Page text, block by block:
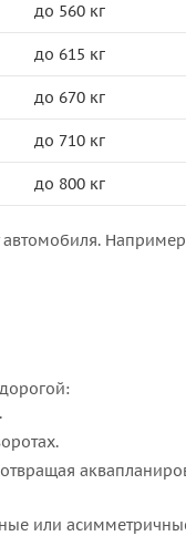
до 560 кг
до 615 кг
до 670 кг
до 710 кг
до 800 кг
или